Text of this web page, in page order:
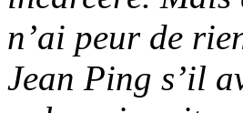
n’ai peur de
Jean Ping s’il